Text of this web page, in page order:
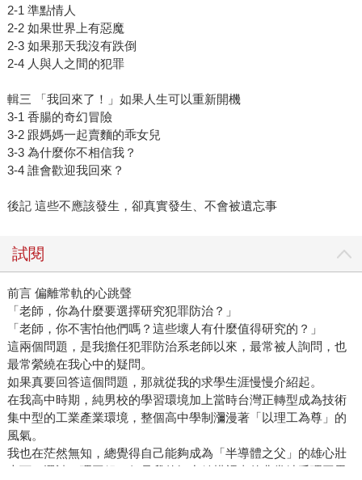
2-1 準點情人
2-2 如果世界上有惡魔
2-3 如果那天我沒有跌倒
2-4 人與人之間的犯罪
輯三 「我回來了！」如果人生可以重新開機
3-1 香腸的奇幻冒險
3-2 跟媽媽一起賣麵的乖女兒
3-3 為什麼你不相信我？
3-4 誰會歡迎我回來？
後記 這些不應該發生，卻真實發生、不會被遺忘事
試閱
前言 偏離常軌的心跳聲
「老師，你為什麼要選擇研究犯罪防治？」
「老師，你不害怕他們嗎？這些壞人有什麼值得研究的？」
這兩個問題，是我擔任犯罪防治系老師以來，最常被人詢問，也
最常縈繞在我心中的疑問。
如果真要回答這個問題，那就從我的求學生涯慢慢介紹起。
在我高中時期，純男校的學習環境加上當時台灣正轉型成為技術
集中型的工業產業環境，整個高中學制瀰漫著「以理工為尊」的
風氣。
我也在茫然無知，總覺得自己能夠成為「半導體之父」的雄心壯
志下，選讀了理工組。但是我的智力結構裡真的非常缺乏理工思